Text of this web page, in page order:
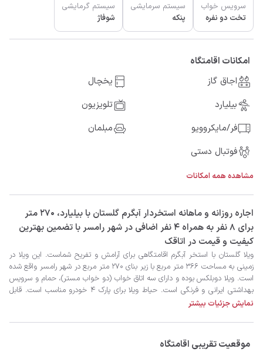
سرویس خواب
تخت دو نفره
سیستم سرمایشی
پنکه
سیستم گرمایشی
شوفاژ
امکانات اقامتگاه
اجاق گاز
یخچال
بیلیارد
تلویزیون
فر/مایکروویو
مبلمان
فوتبال دستی
مشاهده همه امکانات
‫‫اجاره روزانه و ماهانه استخردار آبگرم گلستان با بیلیارد، 270 متر
برای 8 نفر به همراه 4 نفر اضافی در شهر رامسر با تضمین بهترین
کیفیت و قیمت در اتاقک
نمایش جزئیات بیشتر
موقعیت تقریبی اقامتگاه